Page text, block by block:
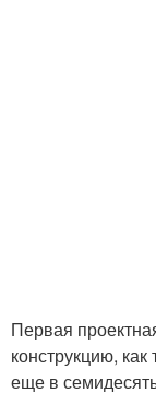
Первая
конструкцию,
еще в